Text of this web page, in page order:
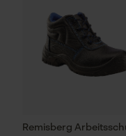
Remisberg